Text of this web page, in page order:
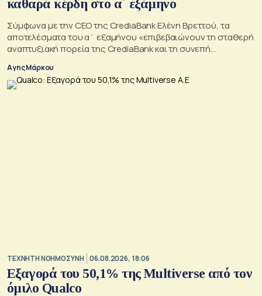
καθαρά κέρδη στο α΄ εξάμηνο
Σύμφωνα με την CEO της CrediaBank Ελένη Βρεττού, τα
αποτελέσματα του α΄ εξαμήνου «επιβεβαιώνουν τη σταθερή
αναπτυξιακή πορεία της CrediaBank και τη συνεπή
Αγης Μάρκου
TΕΧΝΗΤΗ ΝΟΗΜΟΣΥΝΗ 06.08.2026, 18:06
Εξαγορά του 50,1% της Multiverse από τον
όμιλο Qualco